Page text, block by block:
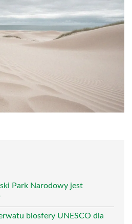
Park Narodowy jest
biosfery UNESCO dla